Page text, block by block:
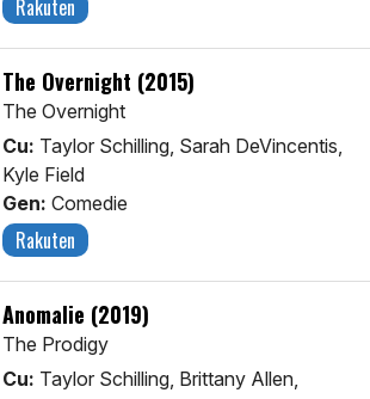
Rakuten
The Overnight (2015)
The Overnight
Cu: Taylor Schilling, Sarah DeVincentis,
Kyle Field
Gen: Comedie
Rakuten
Anomalie (2019)
The Prodigy
Cu: Taylor Schilling, Brittany Allen,